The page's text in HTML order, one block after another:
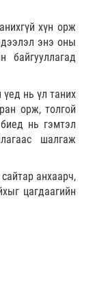
хүн орж
энэ оны
байгууллагад
үед нь үл таних
орж, толгой
нь гэмтэл
шалгаж
анхаарч,
цагдаагийн